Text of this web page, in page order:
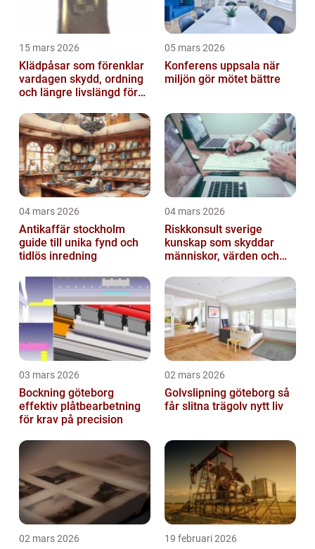
15 mars 2026
Klädpåsar som förenklar
vardagen skydd, ordning
och längre livslängd för
05 mars 2026
Konferens uppsala när
miljön gör mötet bättre
04 mars 2026
Antikaffär stockholm
guide till unika fynd och
tidlös inredning
04 mars 2026
Riskkonsult sverige
kunskap som skyddar
människor, värden och
03 mars 2026
Bockning göteborg
effektiv plåtbearbetning
för krav på precision
02 mars 2026
Golvslipning göteborg så
får slitna trägolv nytt liv
02 mars 2026 19 februari 2026